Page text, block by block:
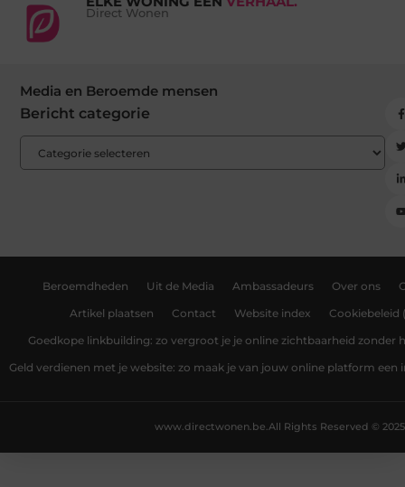
Direct Wonen
Media en Beroemde mensen
Bericht categorie
Beroemdheden Uit de Media Ambassadeurs Over ons
Artikel plaatsen Contact Website index Cookiebeleid
Goedkope linkbuilding: zo vergroot je je online zichtbaarheid zonder
Geld verdienen met je website: zo maak je van jouw online platform
All Rights Reserved © 2025
www.directwonen.be.